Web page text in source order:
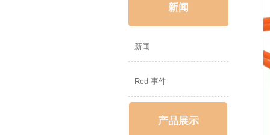
新闻
新闻
Rcd 事件
产品展示